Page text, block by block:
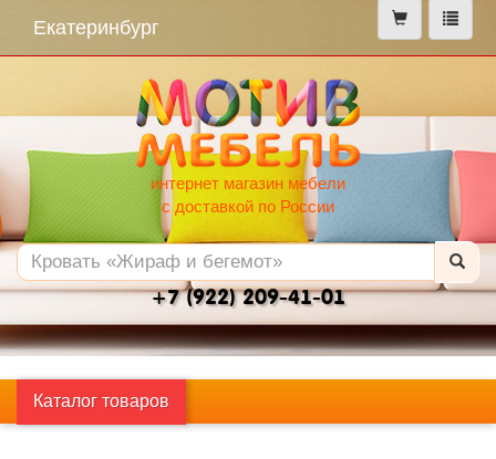
меню
Екатеринбург
интернет магазин мебели
с доставкой по России
+7 (922) 209-41-01
Каталог товаров